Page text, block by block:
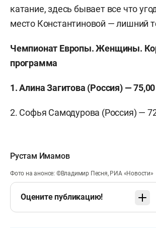
катание, здесь бывает все что
место Константиновой — лишний
Чемпионат Европы. Женщины.
программа
1. Алина Загитова (Россия) — 75,00
2. Софья Самодурова (Россия) —
Рустам Имамов
Фото на анонсе: ©Владимир Песня, РИА «Новости»
Оцените публикацию!